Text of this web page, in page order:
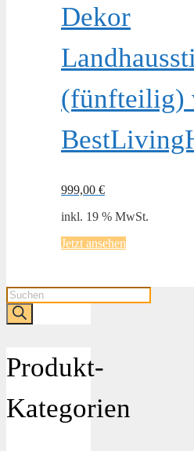
Dekor
(fünfteilig)
999,00 €
inkl. 19 % MwSt.
Jetzt ansehen
Products
search
Produkt-
Kategorien